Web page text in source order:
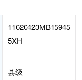
11620423MB15945
5XH
县级